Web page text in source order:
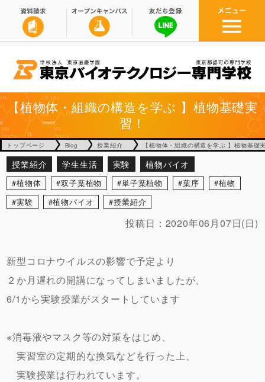
【植物体・組織の構造を学ぶ 】植物基礎実
習！
トップページ Blog 授業紹介 【植物体・組織の構造を学ぶ 】植物基礎
授業紹介 学生生活 実験 植物バイオ
植物体 双子葉植物 単子葉植物 葉序
植物
実験
植物バイオ 授業紹介
投稿日： 2020年06月07日(日)
新型コロナウイルスの影響で予定より
２か月遅れの開講になってしまいましたが、
6/1から実験授業がスタートしています
※消毒液やマスク等の対策をはじめ、
実習室の定期的な換気などを行った上、
実験授業は行われています。